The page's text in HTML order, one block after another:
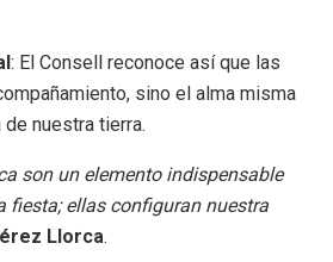
: El Consell reconoce así que las
sino el alma misma
nuestra tierra.
son un elemento indispensable
fiesta; ellas configuran nuestra
Llorca.